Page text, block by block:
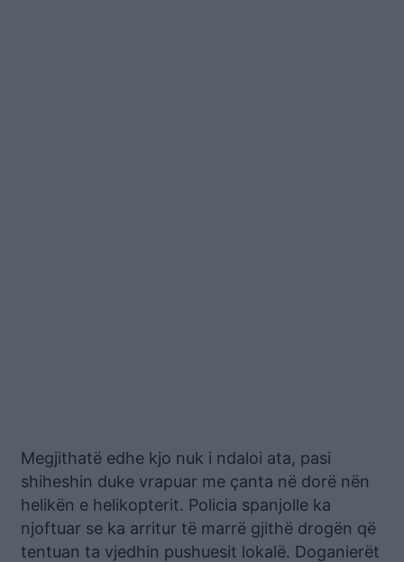
Megjithatë edhe kjo nuk i ndaloi ata, pasi
shiheshin duke vrapuar me çanta në dorë nën
helikën e helikopterit. Policia spanjolle ka
njoftuar se ka arritur të marrë gjithë drogën që
tentuan ta vjedhin pushuesit lokalë. Doganierët